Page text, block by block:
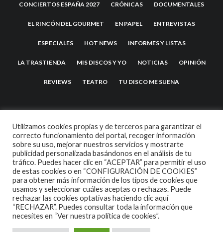
CONCIERTOS ESPAÑA 2027 CRÓNICAS DOCUMENTALES
EL RINCÓN DEL GOURMET EN PAPEL ENTREVISTAS
ESPECIALES HOT NEWS INFORMES Y LISTAS
LA TRASTIENDA MIS DISCOS Y YO NOTICIAS OPINIÓN
REVIEWS TEATRO TU DISCO ME SUENA
2007 COPYRIGHT -CODETIPITHEME
Utilizamos cookies propias y de terceros para garantizar el
correcto funcionamiento del portal, recoger información
sobre su uso, mejorar nuestros servicios y mostrarte
publicidad personalizada basándonos en el análisis de tu
tráfico. Puedes hacer clic en “ACEPTAR” para permitir el uso
de estas cookies o en “CONFIGURACIÓN DE COOKIES”
para obtener más información de los tipos de cookies que
usamos y seleccionar cuáles aceptas o rechazas. Puede
rechazar las cookies optativas haciendo clic aquí
“RECHAZAR”. Puedes consultar toda la información que
necesites en “Ver nuestra política de cookies”.